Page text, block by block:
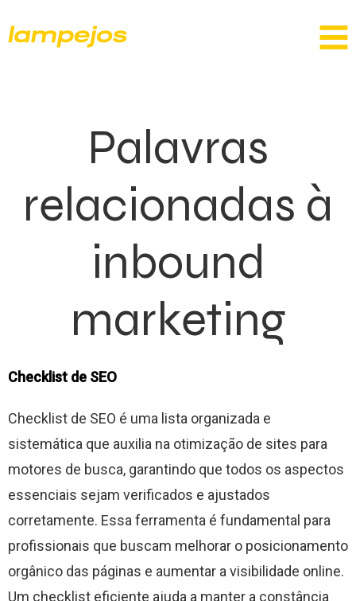
Palavras
relacionadas à
inbound
marketing
Checklist de SEO
Checklist de SEO é uma lista organizada e
sistemática que auxilia na otimização de sites para
motores de busca, garantindo que todos os aspectos
essenciais sejam verificados e ajustados
corretamente. Essa ferramenta é fundamental para
profissionais que buscam melhorar o posicionamento
orgânico das páginas e aumentar a visibilidade online.
Um checklist eficiente ajuda a manter a constância